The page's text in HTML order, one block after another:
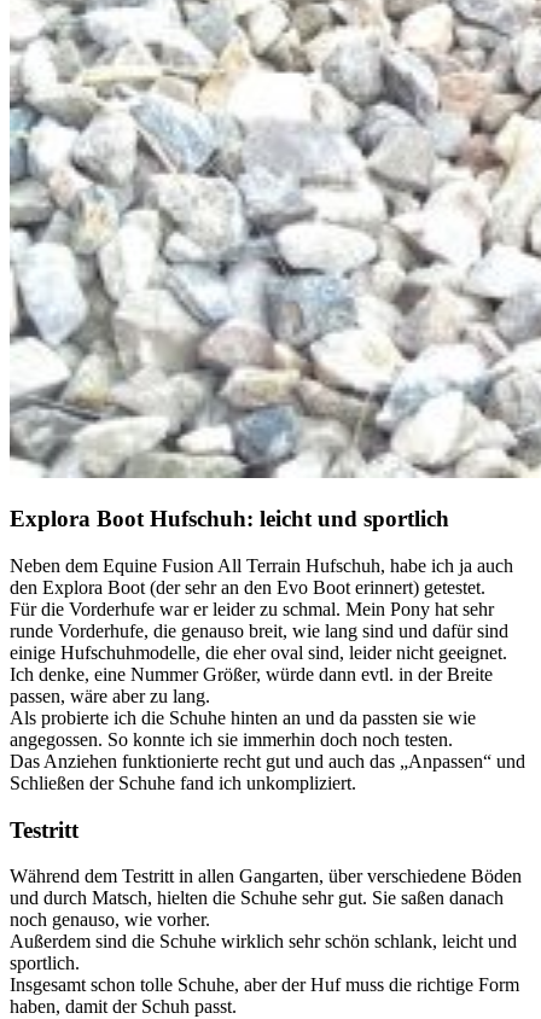
Explora Boot Hufschuh: leicht und sportlich
Neben dem Equine Fusion All Terrain Hufschuh, habe ich ja auch
den Explora Boot (der sehr an den Evo Boot erinnert) getestet.
Für die Vorderhufe war er leider zu schmal. Mein Pony hat sehr
runde Vorderhufe, die genauso breit, wie lang sind und dafür sind
einige Hufschuhmodelle, die eher oval sind, leider nicht geeignet.
Ich denke, eine Nummer Größer, würde dann evtl. in der Breite
passen, wäre aber zu lang.
Als probierte ich die Schuhe hinten an und da passten sie wie
angegossen. So konnte ich sie immerhin doch noch testen.
Das Anziehen funktionierte recht gut und auch das „Anpassen“ und
Schließen der Schuhe fand ich unkompliziert.
Testritt
Während dem Testritt in allen Gangarten, über verschiedene Böden
und durch Matsch, hielten die Schuhe sehr gut. Sie saßen danach
noch genauso, wie vorher.
Außerdem sind die Schuhe wirklich sehr schön schlank, leicht und
sportlich.
Insgesamt schon tolle Schuhe, aber der Huf muss die richtige Form
haben, damit der Schuh passt.